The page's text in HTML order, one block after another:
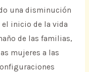
una disminución
el inicio de la vida
de las familias,
mujeres a las